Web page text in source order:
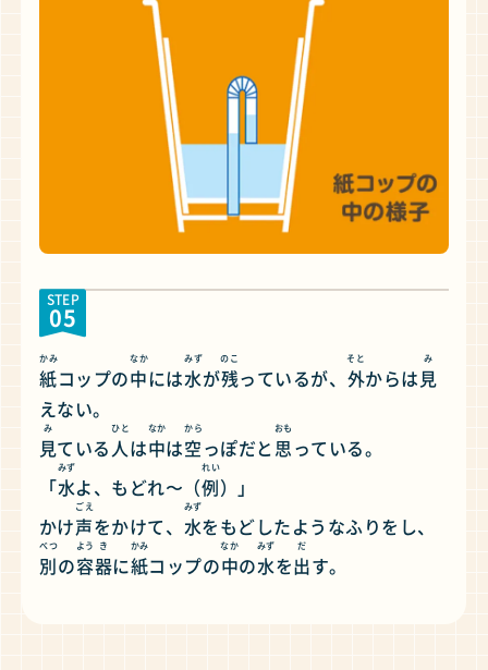
STEP
05
紙
かみ
コップの中
なか
には水
みず
が残
のこ
っているが、 外
そと
からは 見
み
えない。
見
み
ている 人
ひと
は中
なか
は空
から
っぽだと 思
おも
っている。
「水
みず
よ、もどれ〜（例
れい
）」
かけ声
ごえ
をかけて、 水
みず
をもどしたようなふりをし、
別
べつ
の容
よう
器
き
に紙
かみ
コップの中
なか
の水
みず
を出
だ
す。